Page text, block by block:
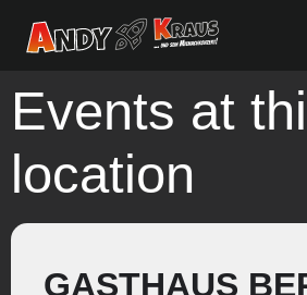
Events at
location
GASTHAUS